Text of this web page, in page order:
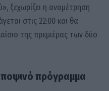
ξεχωρίζει η αναμέτρηση
στις 22:00 και θα
της πρεμιέρας των δύο
πρόγραμμα